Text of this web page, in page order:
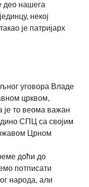
део нашега
некој
је патријарх
уговора Владе
црквом,
је то веома важан
СПЦ са својим
Црном
доћи до
потписати
народа, али